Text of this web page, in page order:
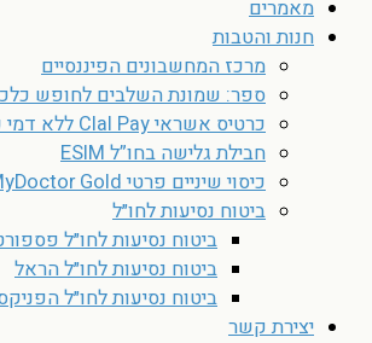
מאמרים
חנות והטבות
מרכז המחשבונים הפיננסיים
ספר: שמונת השלבים לחופש
כרטיס אשראי Clal Pay ללא דמי כרטיס
חבילת גלישה בחו”ל ESIM
כיסוי שיניים פרטי MyDoctor Gold
ביטוח נסיעות לחו״ל
ביטוח נסיעות לחו״ל
ביטוח נסיעות לחו״ל הראל
ביטוח נסיעות לחו״ל
יצירת קשר